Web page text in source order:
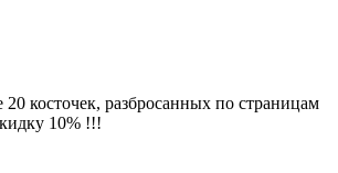
косточек, разбросанных по страницам
10% !!!